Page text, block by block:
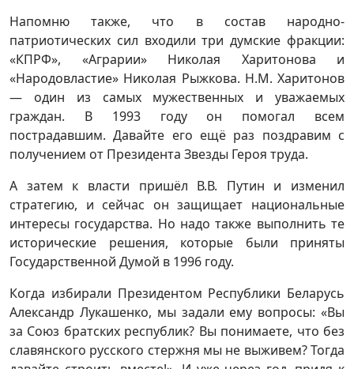
Напомню также, что в состав народно-
патриотических сил входили три думские фракции:
«КПРФ», «Аграрии» Николая Харитонова и
«Народовластие» Николая Рыжкова. Н.М. Харитонов
— один из самых мужественных и уважаемых
граждан. В 1993 году он помогал всем
пострадавшим. Давайте его ещё раз поздравим с
получением от Президента Звезды Героя труда.
А затем к власти пришёл В.В. Путин и изменил
стратегию, и сейчас он защищает национальные
интересы государства. Но надо также выполнить те
исторические решения, которые были приняты
Государственной Думой в 1996 году.
Когда избирали Президентом Республики Беларусь
Александр Лукашенко, мы задали ему вопросы: «Вы
за Союз братских республик? Вы понимаете, что без
славянского русского стержня мы не выживем? Тогда